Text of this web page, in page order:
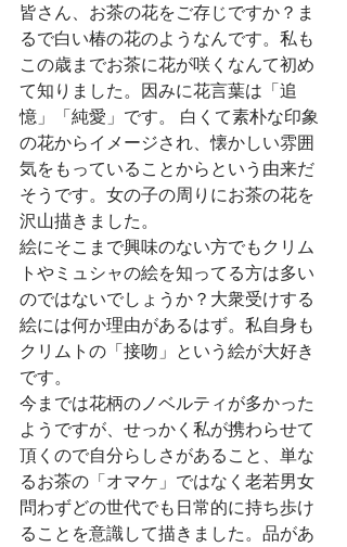
皆さん、お茶の花をご存じですか？ま
るで白い椿の花のようなんです。私も
この歳までお茶に花が咲くなんて初め
て知りました。因みに花言葉は「追
憶」「純愛」です。 白くて素朴な印象
の花からイメージされ、懐かしい雰囲
気をもっていることからという由来だ
そうです。女の子の周りにお茶の花を
沢山描きました。
絵にそこまで興味のない方でもクリム
トやミュシャの絵を知ってる方は多い
のではないでしょうか？大衆受けする
絵には何か理由があるはず。私自身も
クリムトの「接吻」という絵が大好き
です。
今までは花柄のノベルティが多かった
ようですが、せっかく私が携わらせて
頂くので自分らしさがあること、単な
るお茶の「オマケ」ではなく老若男女
問わずどの世代でも日常的に持ち歩け
ることを意識して描きました。品があ